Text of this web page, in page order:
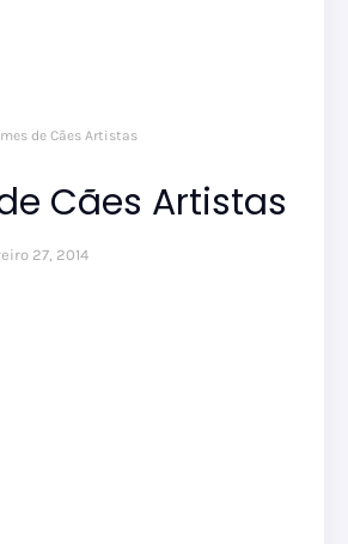
de Cães Artistas
Cães Artistas
27, 2014